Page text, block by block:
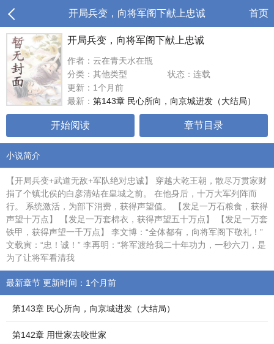
开局兵变，向将军阁下献上忠诚 首页
开局兵变，向将军阁下献上忠诚
作者：云在青天水在瓶
分类：其他类型
状态：连载
更新：1个月前
最新： 第143章 民心所向，向京城进发（大结局）
开始阅读 章节目录
小说简介
【开局兵变+武道无敌+军队绝对忠诚】 穿越大乾王朝，散尽万贯家财
捐了个镇北侯的白彦清站在皇城之前。 在他身后，十万大军列阵而
行。 系统激活，为部下消费，获得声望值。 【发足一万石粮食，获得
声望十万点】 【发足一万套棉衣，获得声望五十万点】 【发足一万套
铁甲，获得声望一千万点】 李文博：“全体都有，向将军阁下敬礼！”
文载寅：“忠！诚！” 李再明：“将军渡给我二十年功力，一秒六刀，是
为了让将军看清我
最新章节 更新时间：1个月前
第143章 民心所向，向京城进发（大结局）
第142章 用世家去咬世家